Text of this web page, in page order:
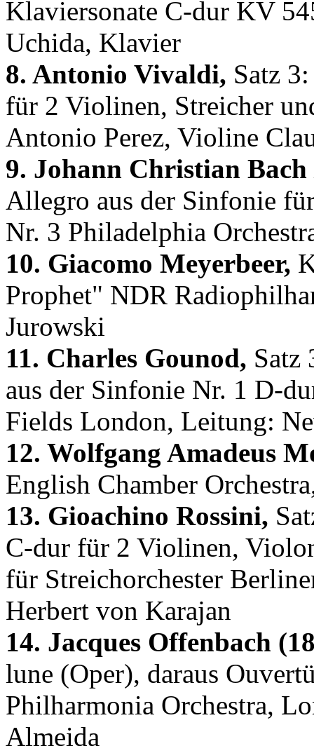
Klaviersonate C-dur KV
Uchida, Klavier
8. Antonio Vivaldi, Satz
für 2 Violinen, Streicher
Antonio Perez, Violine
9. Johann Christian
Allegro aus der Sinfonie
Nr. 3 Philadelphia
10. Giacomo Meyerbeer,
Prophet" NDR
Jurowski
11. Charles Gounod, Satz
aus der Sinfonie Nr. 1 D-
Fields London, Leitung:
12. Wolfgang Amadeus
English Chamber
13. Gioachino Rossini,
C-dur für 2 Violinen,
für Streichorchester
Herbert von Karajan
14. Jacques Offenbach
lune (Oper), daraus
Philharmonia Orchestra,
Almeida